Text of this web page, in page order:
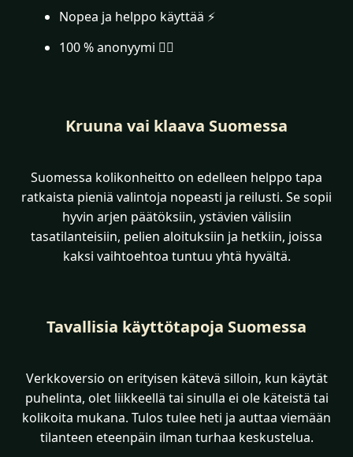
Nopea ja helppo käyttää ⚡
100 % anonyymi 🕵️‍♂️
Kruuna vai klaava Suomessa
Suomessa kolikonheitto on edelleen helppo tapa
ratkaista pieniä valintoja nopeasti ja reilusti. Se sopii
hyvin arjen päätöksiin, ystävien välisiin
tasatilanteisiin, pelien aloituksiin ja hetkiin, joissa
kaksi vaihtoehtoa tuntuu yhtä hyvältä.
Tavallisia käyttötapoja Suomessa
Verkkoversio on erityisen kätevä silloin, kun käytät
puhelinta, olet liikkeellä tai sinulla ei ole käteistä tai
kolikoita mukana. Tulos tulee heti ja auttaa viemään
tilanteen eteenpäin ilman turhaa keskustelua.